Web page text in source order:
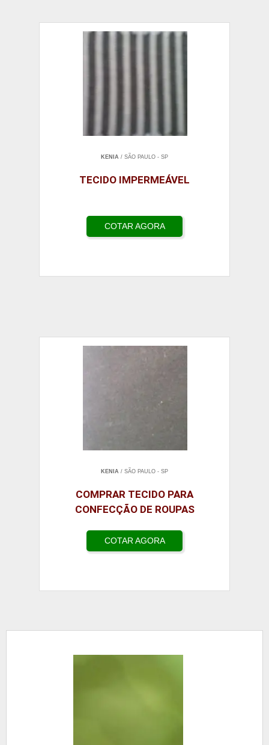
KENIA / SÃO PAULO - SP
TECIDO IMPERMEÁVEL
COTAR AGORA
KENIA / SÃO PAULO - SP
COMPRAR TECIDO PARA
CONFECÇÃO DE ROUPAS
COTAR AGORA